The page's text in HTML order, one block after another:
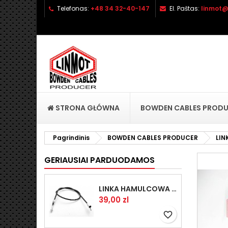
Telefonas: +48 34 32-40-147 El. Paštas:
STRONA GŁÓWNA BOWDEN CABLES
Pagrindinis BOWDEN CABLES PRODUCER
GERIAUSIAI PARDUODAMOS
LINKA HAMULCOWA PRZYCZEPY KNOTT 1440/1230 33921-1.14
Kaina
39,00 zl
favorite_border